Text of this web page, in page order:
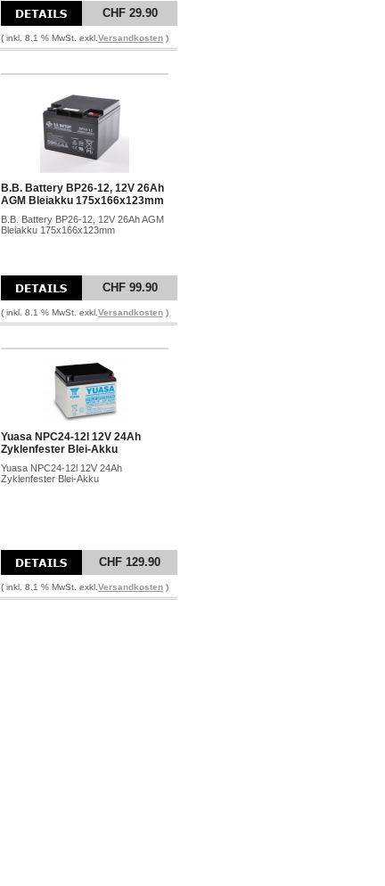
CHF 29.90
( inkl. 8.1 % MwSt. exkl. Versandkosten )
B.B. Battery BP26-12, 12V 26Ah
AGM Bleiakku 175x166x123mm
B.B. Battery BP26-12, 12V 26Ah AGM
Bleiakku 175x166x123mm
CHF 99.90
( inkl. 8.1 % MwSt. exkl. Versandkosten )
Yuasa NPC24-12l 12V 24Ah
Zyklenfester Blei-Akku
Yuasa NPC24-12l 12V 24Ah
Zyklenfester Blei-Akku
CHF 129.90
( inkl. 8.1 % MwSt. exkl. Versandkosten )